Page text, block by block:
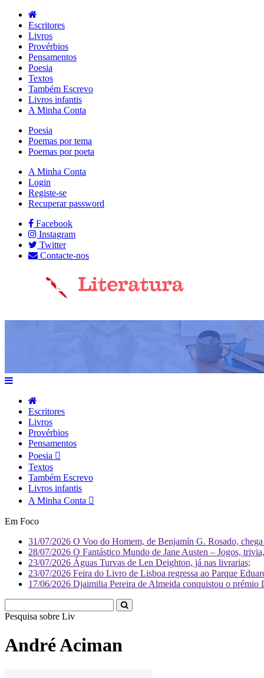
Escritores
Livros
Provérbios
Pensamentos
Poesia
Textos
Também Escrevo
Livros infantis
A Minha Conta
Poesia
Poemas por tema
Poemas por poeta
A Minha Conta
Login
Registe-se
Recuperar password
Facebook
Instagram
Twitter
Contacte-nos
Escritores
Livros
Provérbios
Pensamentos
Poesia
Textos
Também Escrevo
Livros infantis
A Minha Conta
Em Foco
31/07/2026 O Voo do Homem, de Benjamín G. Rosado,
28/07/2026 O Fantástico Mundo de Jane Austen – Jogos,
23/07/2026 Águas Turvas de Len Deighton, já nas livrarias;
23/07/2026 Feira do Livro de Lisboa regressa ao Parque
17/06/2026 Djaimilia Pereira de Almeida conquistou o
Pesquisa sobre Literatura
André Aciman